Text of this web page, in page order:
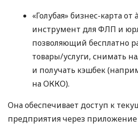
«Голубая» бизнес-карта
инструмент для ФЛП и
позволяющий бесплатно
товары/услуги, снимать
и получать кэшбек
на ОККО).
Она обеспечивает доступ к
предприятия через приложение